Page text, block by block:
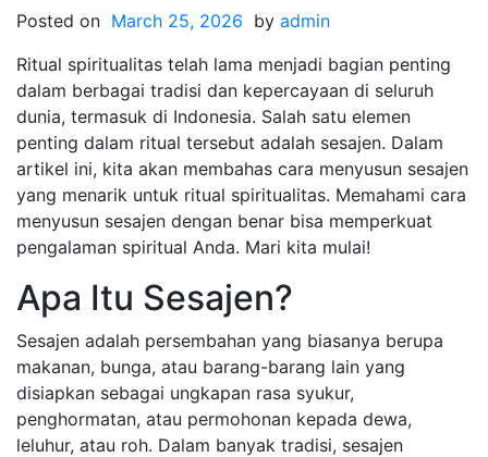
Posted on March 25, 2026 by admin
Ritual spiritualitas telah lama menjadi bagian penting
dalam berbagai tradisi dan kepercayaan di seluruh
dunia, termasuk di Indonesia. Salah satu elemen
penting dalam ritual tersebut adalah sesajen. Dalam
artikel ini, kita akan membahas cara menyusun sesajen
yang menarik untuk ritual spiritualitas. Memahami cara
menyusun sesajen dengan benar bisa memperkuat
pengalaman spiritual Anda. Mari kita mulai!
Apa Itu Sesajen?
Sesajen adalah persembahan yang biasanya berupa
makanan, bunga, atau barang-barang lain yang
disiapkan sebagai ungkapan rasa syukur,
penghormatan, atau permohonan kepada dewa,
leluhur, atau roh. Dalam banyak tradisi, sesajen